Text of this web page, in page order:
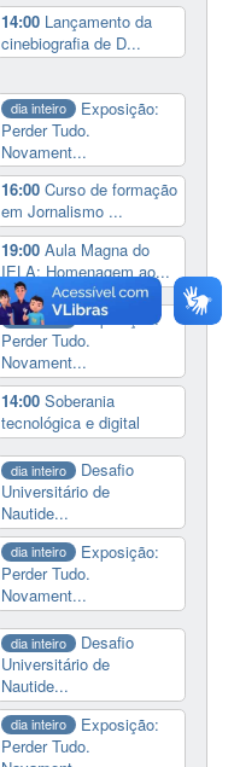
14:00 Lançamento da
cinebiografia de D...
dia inteiro
Exposição:
Perder Tudo.
Novament...
16:00Curso de formação
em Jornalismo ...
19:00Aula Magna do
IELA: Homenagem ao...
dia inteiro
Exposição:
Perder Tudo.
Novament...
14:00Soberania
tecnológica e digital
dia inteiro
Desafio
Universitário de
Nautide...
dia inteiro
Exposição:
Perder Tudo.
Novament...
dia inteiro
Desafio
Universitário de
Nautide...
dia inteiro
Exposição:
Perder Tudo.